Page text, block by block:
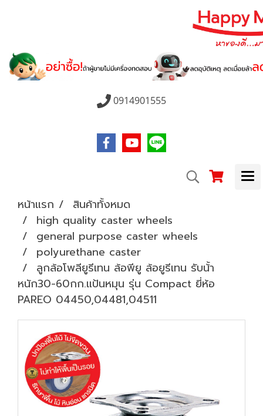
0914901555
หน้าแรก
สินค้าทั้งหมด
high quality caster wheels
general purpose caster wheels
polyurethane caster
ลูกล้อโพลียูรีเทน ล้อพียู ล้อยูรีเทน รับน้้า
หนัก30-60กก.แป้นหมุน รุ่น Compact ยี่ห้อ
PAREO 04450,04481,04511